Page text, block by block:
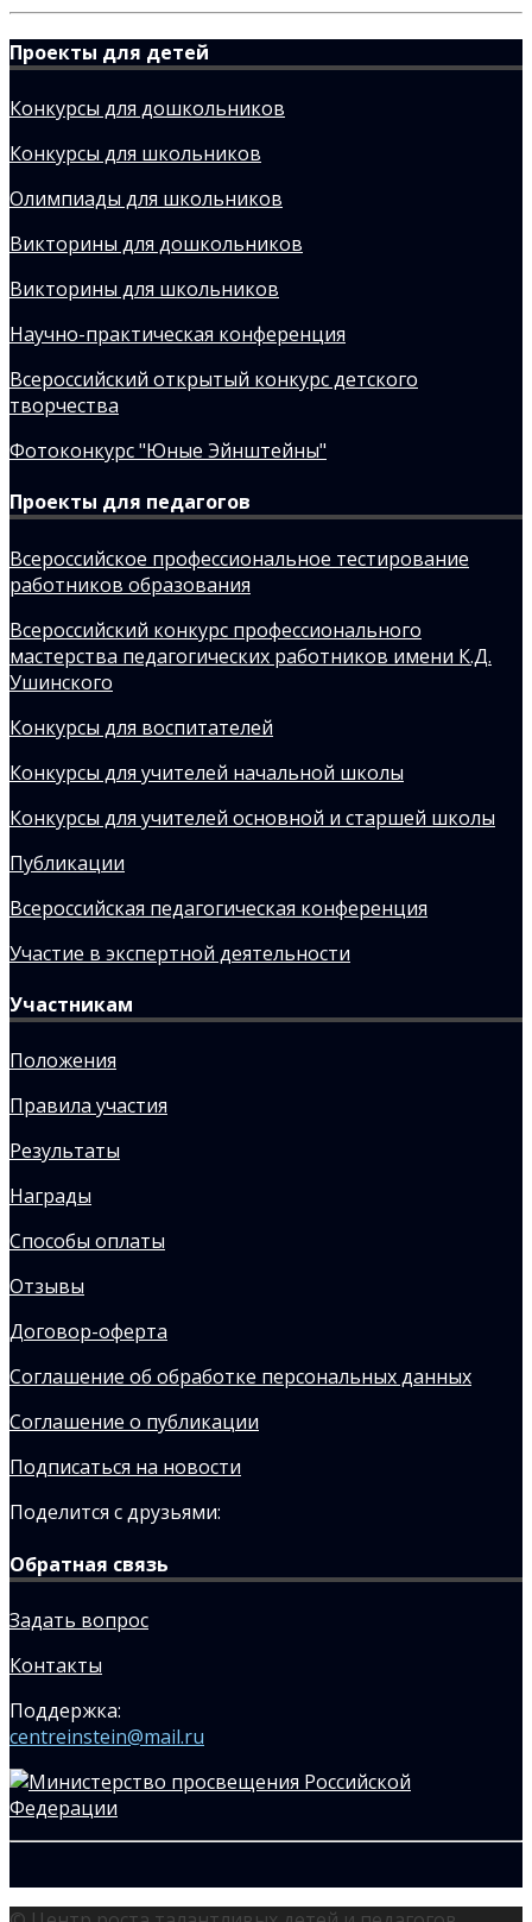
Проекты для детей
Конкурсы для дошкольников
Конкурсы для школьников
Олимпиады для школьников
Викторины для дошкольников
Викторины для школьников
Научно-практическая конференция
Всероссийский открытый конкурс детского
творчества
Фотоконкурс "Юные Эйнштейны"
Проекты для педагогов
Всероссийское профессиональное тестирование
работников образования
Всероссийский конкурс профессионального
мастерства педагогических работников имени К.Д.
Ушинского
Конкурсы для воспитателей
Конкурсы для учителей начальной школы
Конкурсы для учителей основной и старшей школы
Публикации
Всероссийская педагогическая конференция
Участие в экспертной деятельности
Участникам
Положения
Правила участия
Результаты
Награды
Способы оплаты
Отзывы
Договор-оферта
Соглашение об обработке персональных данных
Соглашение о публикации
Подписаться на новости
Поделится с друзьями:
Обратная связь
Задать вопрос
Контакты
Поддержка:
centreinstein@mail.ru